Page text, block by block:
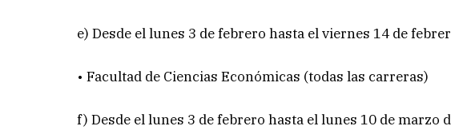
e) Desde el lunes 3 de febrero hasta el viernes 14 de
• Facultad de Ciencias Económicas (todas las carreras)
f) Desde el lunes 3 de febrero hasta el lunes 10 de marzo